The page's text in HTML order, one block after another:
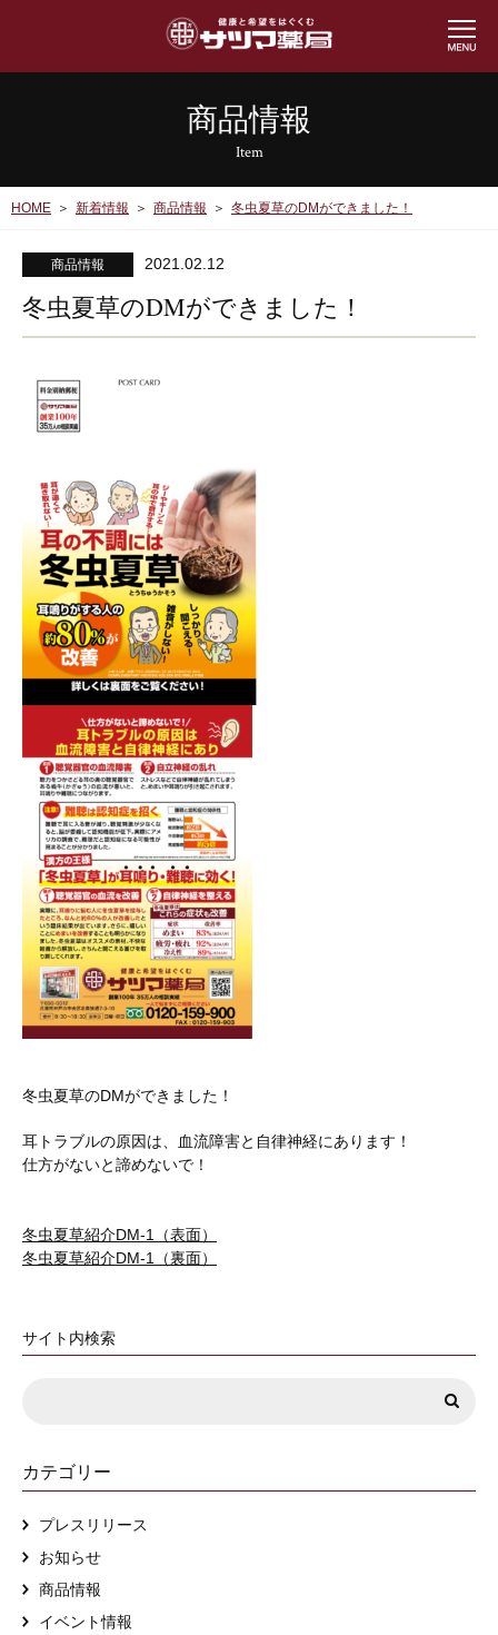
商品情報
Item
HOME 新着情報 商品情報 冬虫夏草のDMができました！
商品情報 2021.02.12
冬虫夏草のDMができました！
冬虫夏草のDMができました！
耳トラブルの原因は、血流障害と自律神経にあります！
仕方がないと諦めないで！
冬虫夏草紹介DM-1（表面）
冬虫夏草紹介DM-1（裏面）
サイト内検索
カテゴリー
プレスリリース
お知らせ
商品情報
イベント情報